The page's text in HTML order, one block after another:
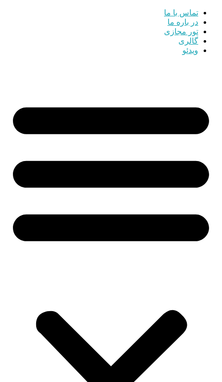
تماس با ما
در باره ما
تور مجازی
گالری
ویدئو